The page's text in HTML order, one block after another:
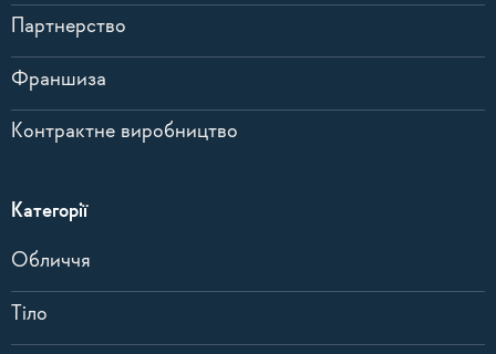
Партнерство
Франшиза
Контрактне виробництво
Категорії
Обличчя
Тіло